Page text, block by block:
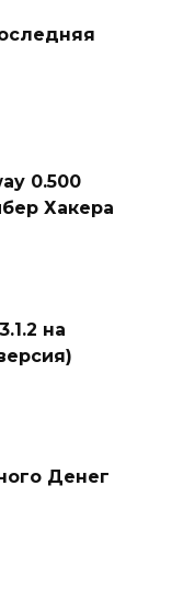
0.500
Хакера
на
Денег